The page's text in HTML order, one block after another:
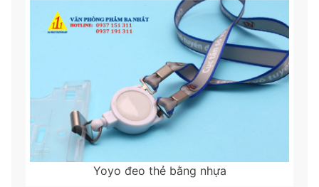
Yoyo đeo thẻ bằng nhựa